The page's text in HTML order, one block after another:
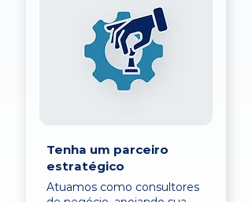
Tenha um parceiro
estratégico
Atuamos como consultores